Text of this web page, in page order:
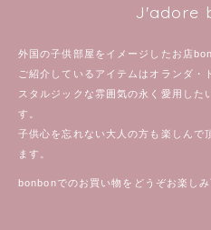
J'adore
外国の子供部屋をイメージしたお店
ご紹介しているアイテムはオランダ・
スタルジックな雰囲気の永く愛用した
す。
子供心を忘れない大人の方も楽しんで
ます。
bonbonでのお買い物をどうぞお楽しみ